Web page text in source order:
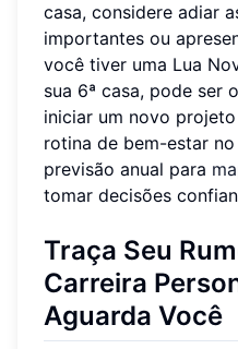
casa, considere adiar
importantes ou
você tiver uma Lua
sua 6ª casa, pode ser
iniciar um novo
rotina de bem-estar
previsão anual para
tomar decisões
Traça Seu
Carreira
Aguarda Você